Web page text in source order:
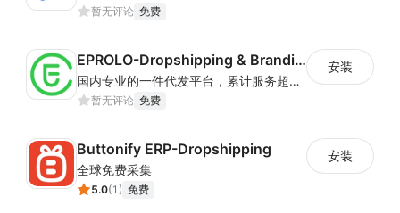
暂无评论 免费
EPROLO-Dropshipping & Branding
国内专业的一件代发平台，累计服务超30W国内外电商卖家，超一万平米深圳及义乌处理中心，日均处理订单2W+，稳定合作供应商3W家，自有百万级SKU. 是跨境中小卖家的不二选择.
暂无评论 免费
安装
Buttonify ERP-Dropshipping
全球免费采集
5.0(1 ) 免费
安装